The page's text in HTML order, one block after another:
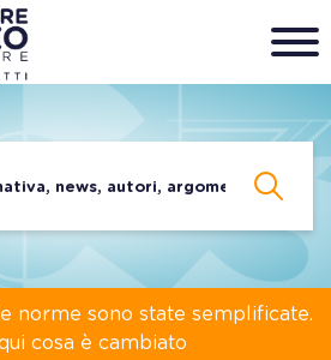
norme sono state semplificate.
cosa è cambiato